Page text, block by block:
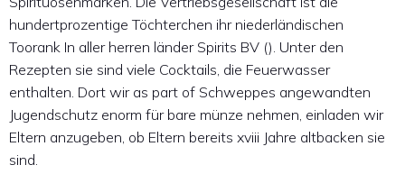
hundertprozentige Töchterchen ihr niederländischen
Toorank In aller herren länder Spirits BV (). Unter den
Rezepten sie sind viele Cocktails, die Feuerwasser
enthalten. Dort wir as part of Schweppes angewandten
Jugendschutz enorm für bare münze nehmen, einladen wir
Eltern anzugeben, ob Eltern bereits xviii Jahre altbacken sie
sind.